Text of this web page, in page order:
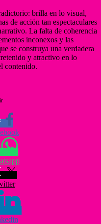
brilla en lo visual,
de acción tan espectaculares
La falta de coherencia
inconexos y las
se construya una verdadera
y atractivo en lo
contenido.